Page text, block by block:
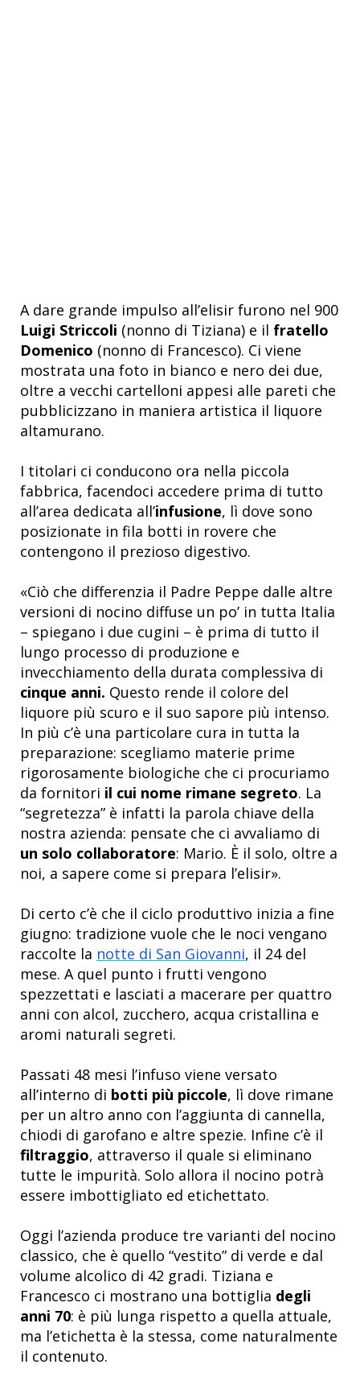
A dare grande impulso all’elisir furono nel 900
Luigi Striccoli (nonno di Tiziana) e il fratello
Domenico (nonno di Francesco). Ci viene
mostrata una foto in bianco e nero dei due,
oltre a vecchi cartelloni appesi alle pareti che
pubblicizzano in maniera artistica il liquore
altamurano.
I titolari ci conducono ora nella piccola
fabbrica, facendoci accedere prima di tutto
all’area dedicata all’infusione, lì dove sono
posizionate in fila botti in rovere che
contengono il prezioso digestivo.
«Ciò che differenzia il Padre Peppe dalle altre
versioni di nocino diffuse un po’ in tutta Italia
– spiegano i due cugini – è prima di tutto il
lungo processo di produzione e
invecchiamento della durata complessiva di
cinque anni. Questo rende il colore del
liquore più scuro e il suo sapore più intenso.
In più c’è una particolare cura in tutta la
preparazione: scegliamo materie prime
rigorosamente biologiche che ci procuriamo
da fornitori il cui nome rimane segreto. La
“segretezza” è infatti la parola chiave della
nostra azienda: pensate che ci avvaliamo di
un solo collaboratore: Mario. È il solo, oltre a
noi, a sapere come si prepara l’elisir».
Di certo c’è che il ciclo produttivo inizia a fine
giugno: tradizione vuole che le noci vengano
raccolte la notte di San Giovanni, il 24 del
mese. A quel punto i frutti vengono
spezzettati e lasciati a macerare per quattro
anni con alcol, zucchero, acqua cristallina e
aromi naturali segreti.
Passati 48 mesi l’infuso viene versato
all’interno di botti più piccole, lì dove rimane
per un altro anno con l’aggiunta di cannella,
chiodi di garofano e altre spezie. Infine c’è il
filtraggio, attraverso il quale si eliminano
tutte le impurità. Solo allora il nocino potrà
essere imbottigliato ed etichettato.
Oggi l’azienda produce tre varianti del nocino
classico, che è quello “vestito” di verde e dal
volume alcolico di 42 gradi. Tiziana e
Francesco ci mostrano una bottiglia degli
anni 70: è più lunga rispetto a quella attuale,
ma l’etichetta è la stessa, come naturalmente
il contenuto.